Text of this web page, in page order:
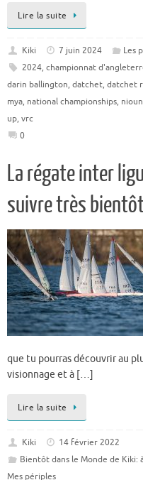
Lire la suite
Kiki 7 juin 2024 Les
2024, championnat
darin ballington, datchet, datchet
mya, national championships,
up, vrc
0
La régate inter
suivre très
que tu pourras découvrir au
visionnage et à […]
Lire la suite
Kiki
14 février 2022
Bientôt dans le Monde de Kiki:
Mes périples